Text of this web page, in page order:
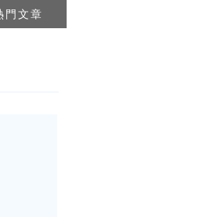
門文章